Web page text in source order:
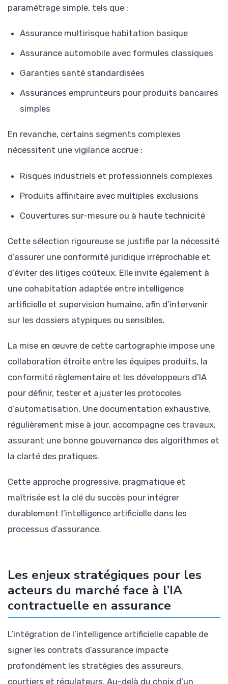
paramétrage simple, tels que :
Assurance multirisque habitation basique
Assurance automobile avec formules classiques
Garanties santé standardisées
Assurances emprunteurs pour produits bancaires
simples
En revanche, certains segments complexes
nécessitent une vigilance accrue :
Risques industriels et professionnels complexes
Produits affinitaire avec multiples exclusions
Couvertures sur-mesure ou à haute technicité
Cette sélection rigoureuse se justifie par la nécessité
d’assurer une conformité juridique irréprochable et
d’éviter des litiges coûteux. Elle invite également à
une cohabitation adaptée entre intelligence
artificielle et supervision humaine, afin d’intervenir
sur les dossiers atypiques ou sensibles.
La mise en œuvre de cette cartographie impose une
collaboration étroite entre les équipes produits, la
conformité règlementaire et les développeurs d’IA
pour définir, tester et ajuster les protocoles
d’automatisation. Une documentation exhaustive,
régulièrement mise à jour, accompagne ces travaux,
assurant une bonne gouvernance des algorithmes et
la clarté des pratiques.
Cette approche progressive, pragmatique et
maîtrisée est la clé du succès pour intégrer
durablement l’intelligence artificielle dans les
processus d’assurance.
Les enjeux stratégiques pour les
acteurs du marché face à l’IA
contractuelle en assurance
L’intégration de l’intelligence artificielle capable de
signer les contrats d’assurance impacte
profondément les stratégies des assureurs,
courtiers et régulateurs. Au-delà du choix d’un